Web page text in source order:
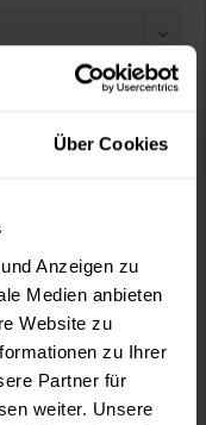
Über Cookies
Anzeigen zu
Medien anbieten
Website zu
zu Ihrer
Partner für
weiter. Unsere